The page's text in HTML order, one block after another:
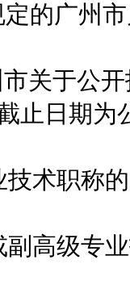
定的广州
于公开
止日期为
职称的
级专业